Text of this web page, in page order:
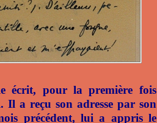
écrit, pour la première fois
Il a reçu son adresse par son
précédent, lui a appris le